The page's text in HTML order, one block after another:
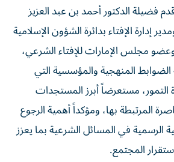
فضيلة الدكتور أحمد بن عبد العزيز
إدارة الإفتاء بدائرة الشؤون الإسلامية
مجلس الإمارات للإفتاء الشرعي،
المنهجية والمؤسسية التي
التمور، مستعرضاً أبرز المستجدات
المرتبطة بها، ومؤكداً أهمية الرجوع
الرسمية في المسائل الشرعية بما يعزز
المجتمع.